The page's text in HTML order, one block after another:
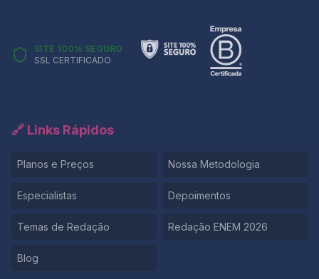
SITE 100% SEGURO
SSL CERTIFICADO
🔗 Links Rápidos
Planos e Preços Nossa Metodologia
Especialistas Depoimentos
Temas de Redação Redação ENEM 2026
Blog